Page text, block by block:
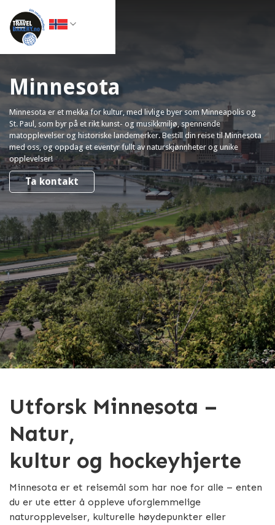
Minnesota
Minnesota er et mekka for kultur, med livlige byer som Minneapolis og
St. Paul, som byr på et rikt kunst- og musikkmiljø, spennende
matopplevelser og historiske landemerker. Bestill din reise til Minnesota
med oss, og oppdag et eventyr fullt av naturskjønnheter og unike
opplevelser!
Ta kontakt
Utforsk Minnesota –
Natur,
kultur og hockeyhjerte
Minnesota er et reisemål som har noe for alle – enten
du er ute etter å oppleve uforglemmelige
naturopplevelser, kulturelle høydepunkter eller